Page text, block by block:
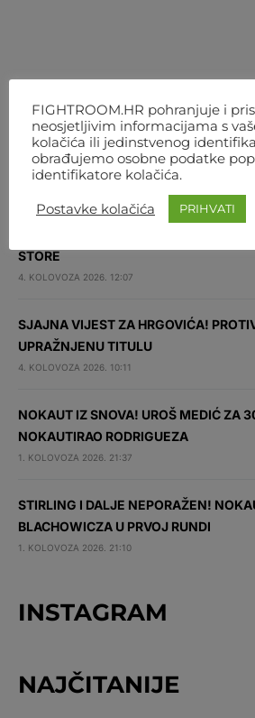
NAJNOVIJE
VELIKI SKOK UROŠA MEDIĆA NAKON
BEOGRADU: DESETI JE VELTERAŠ
STORE
4. KOLOVOZA 2026. 12:07
SJAJNA VIJEST ZA HRGOVIĆA!
UPRAŽNJENU TITULU
4. KOLOVOZA 2026. 10:11
NOKAUT IZ SNOVA! UROŠ MEDIĆ ZA
NOKAUTIRAO RODRIGUEZA
1. KOLOVOZA 2026. 21:37
STIRLING I DALJE NEPORAŽEN!
BLACHOWICZA U PRVOJ RUNDI
1. KOLOVOZA 2026. 21:10
INSTAGRAM
NAJČITANIJE
FIGHTROOM.HR pohranjuje i
neosjetljivim informacijama s
kolačića ili jedinstvenog
obrađujemo osobne podatke
identifikatore kolačića.
Postavke kolačića PRIHVATI